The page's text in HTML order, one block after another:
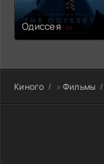
Одиссея
Киного » Фильмы